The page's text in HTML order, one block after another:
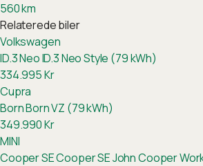
560km
Relaterede biler
Volkswagen
ID.3 NeoID.3 Neo Style (79 kWh)
334.995Kr
Cupra
BornBorn VZ (79 kWh)
349.990Kr
MINI
Cooper SECooper SE John Cooper